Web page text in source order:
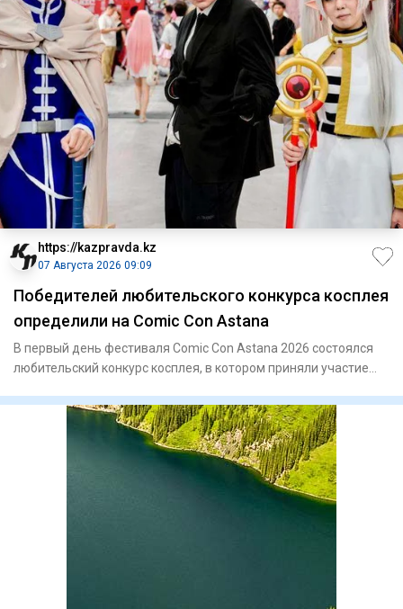
https://kazpravda.kz
07 Августа 2026 09:09
Победителей любительского конкурса косплея
определили на Comic Con Astana
В первый день фестиваля Comic Con Astana 2026 состоялся
любительский конкурс косплея, в котором приняли участие